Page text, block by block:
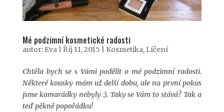
Mé podzimní kosmetické radosti
autor: Eva| Říj 11, 2015 Kosmetika, Líčení
Chtěla bych se s Vámi podělit o mé podzimní radosti.
Některé kousky mám už delší dobu, ale na první pokus
jsme kamarádky nebyly :). Taky se Vám to stává? Tak a
teď pěkně popořádku!